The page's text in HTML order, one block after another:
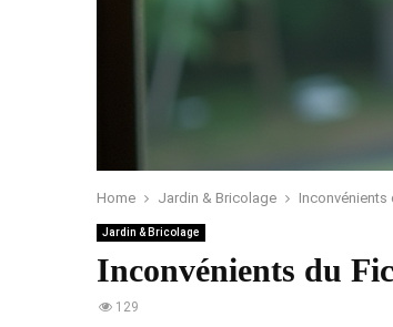
Home Jardin & Bricolage Inconvénients
Jardin & Bricolage
Inconvénients du
129